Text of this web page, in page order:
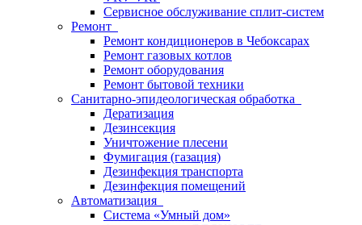
Сервисное обслуживание сплит-систем
Ремонт
Ремонт кондиционеров в Чебоксарах
Ремонт газовых котлов
Ремонт оборудования
Ремонт бытовой техники
Санитарно-эпидеологическая обработка
Дератизация
Дезинсекция
Уничтожение плесени
Фумигация (газация)
Дезинфекция транспорта
Дезинфекция помещений
Автоматизация
Система «Умный дом»